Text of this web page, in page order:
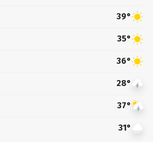
39°
35°
36°
28°
37°
31°